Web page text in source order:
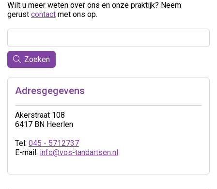
Wilt u meer weten over ons en onze praktijk? Neem
gerust contact met ons op.
Zoeken
Adresgegevens
Akerstraat 108
6417 BN Heerlen
Tel: 045 - 5712737
E-mail: info@vos-tandartsen.nl